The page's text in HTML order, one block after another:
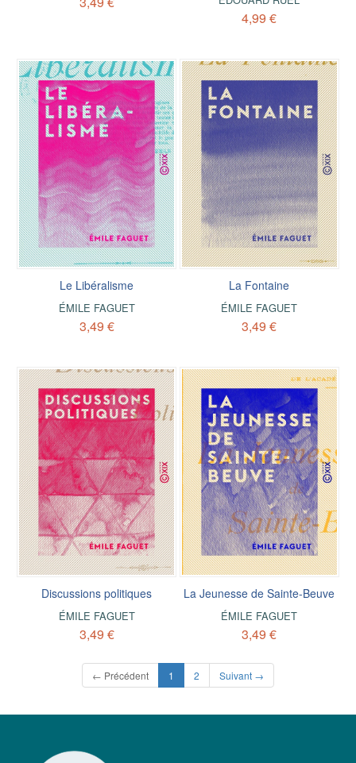
4,99 €
Le Libéralisme
ÉMILE FAGUET
3,49 €
La Fontaine
ÉMILE FAGUET
3,49 €
Discussions politiques
ÉMILE FAGUET
3,49 €
La Jeunesse de Sainte-Beuve
ÉMILE FAGUET
3,49 €
← Précédent 1 (current)
2 Suivant →